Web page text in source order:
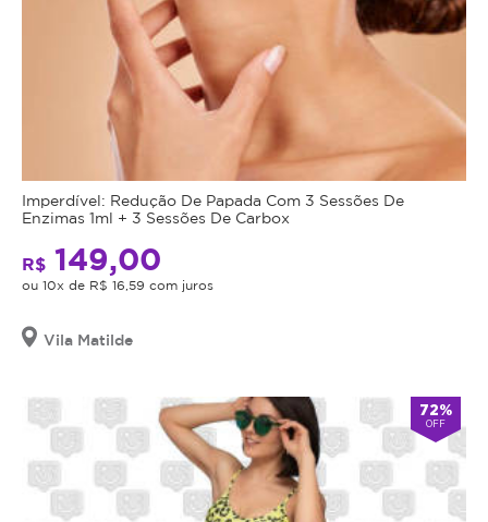
Imperdível: Redução De Papada Com 3 Sessões De
Enzimas 1ml + 3 Sessões De Carbox
R$ 149,00
ou 10x de R$ 16,59 com juros
Vila Matilde
72%
OFF